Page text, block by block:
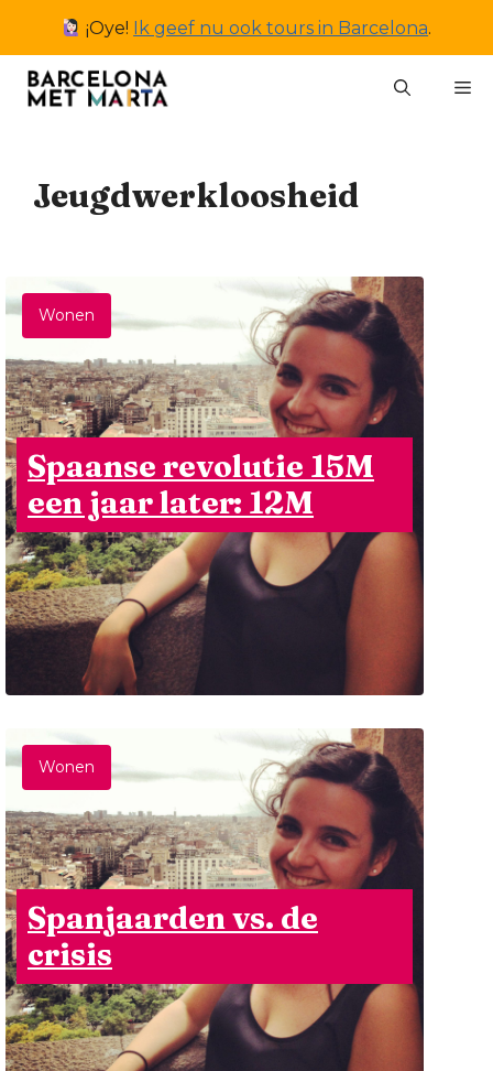
inhoud
¡Oye! Ik geef nu ook tours in Barcelona.
Jeugdwerkloosheid
Wonen
Spaanse revolutie 15M
een jaar later: 12M
Wonen
Spanjaarden vs. de
crisis